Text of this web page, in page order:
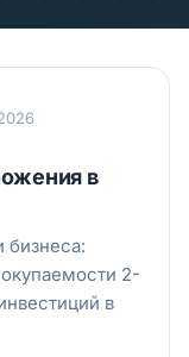
в
бизнеса:
2-
в